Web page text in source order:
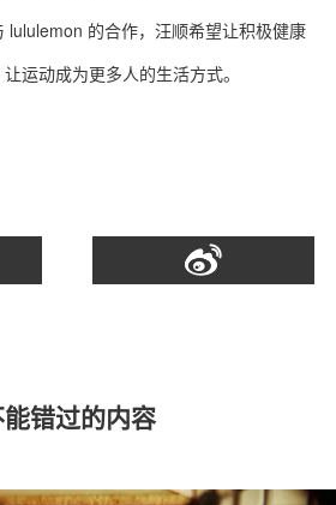
lululemon 的合作，汪顺希望让积极健康
运动成为更多人的生活方式。
错过的内容